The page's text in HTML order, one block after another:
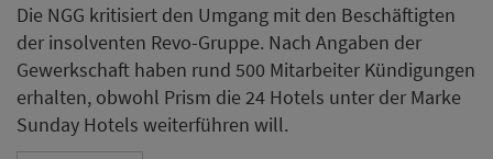
Die NGG kritisiert den Umgang mit den Beschäftigten
der insolventen Revo-Gruppe. Nach Angaben der
Gewerkschaft haben rund 500 Mitarbeiter Kündigungen
erhalten, obwohl Prism die 24 Hotels unter der Marke
Sunday Hotels weiterführen will.